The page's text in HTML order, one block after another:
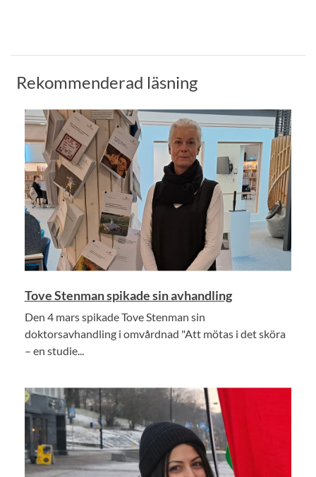
Rekommenderad läsning
Tove Stenman spikade sin avhandling
Den 4 mars spikade Tove Stenman sin
doktorsavhandling i omvårdnad "Att mötas i det sköra
– en studie...